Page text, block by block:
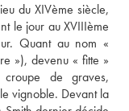
du XIVème siècle,
le jour au XVIIIème
Quant au nom «
»), devenu « fitte »
de graves,
vignoble. Devant la